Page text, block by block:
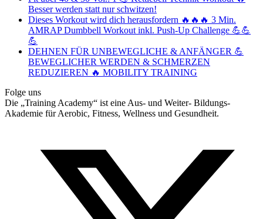
Besser werden statt nur schwitzen!
Dieses Workout wird dich herausfordern 🔥🔥🔥 3 Min.
AMRAP Dumbbell Workout inkl. Push-Up Challenge 💪💪
💪
DEHNEN FÜR UNBEWEGLICHE & ANFÄNGER 💪
BEWEGLICHER WERDEN & SCHMERZEN
REDUZIEREN 🔥 MOBILITY TRAINING
Folge uns
Die „Training Academy“ ist eine Aus- und Weiter- Bildungs-
Akademie für Aerobic, Fitness, Wellness und Gesundheit.